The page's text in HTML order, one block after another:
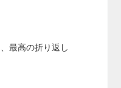
最高の折り返し